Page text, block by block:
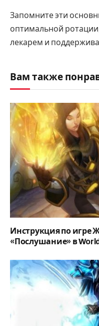
Запомните эти
оптимальной
лекарем и
Вам также
Инструкция по игре
«Послушание» в